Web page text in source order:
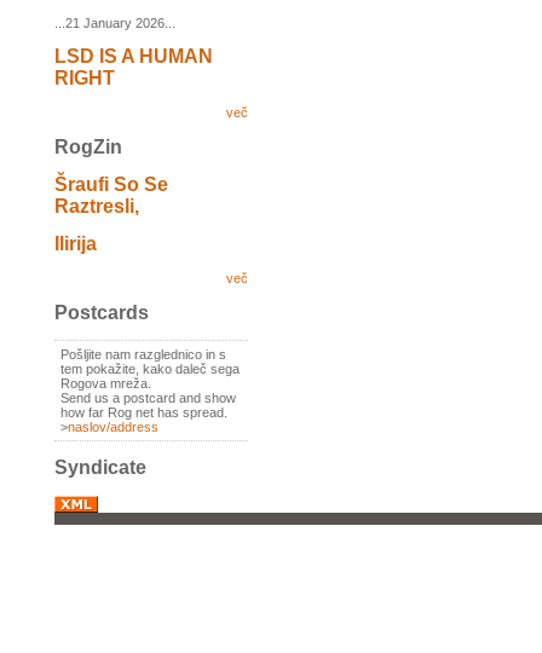
...21 January 2026...
LSD IS A HUMAN
RIGHT
več
RogZin
Šraufi So Se
Raztresli,
Ilirija
več
Postcards
Pošljite nam razglednico in s
tem pokažite, kako daleč sega
Rogova mreža.
Send us a postcard and show
how far Rog net has spread.
>naslov/address
Syndicate